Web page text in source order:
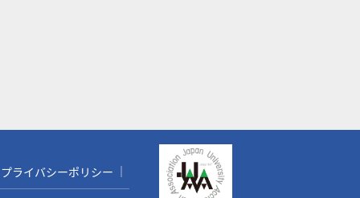
プライバシーポリシー